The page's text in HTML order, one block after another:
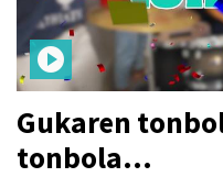
Gukaren
tonbola…